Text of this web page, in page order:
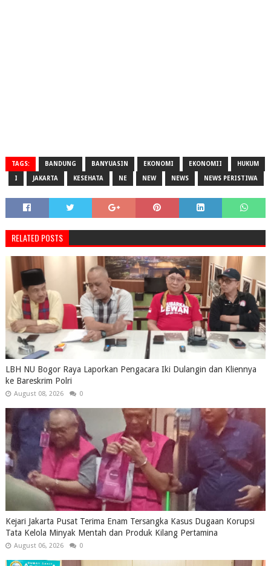
TAGS: BANDUNG BANYUASIN EKONOMI EKONOMII HUKUM
I JAKARTA KESEHATA NE NEW NEWS NEWS PERISTIWA
RELATED POSTS
LBH NU Bogor Raya Laporkan Pengacara Iki Dulangin dan Kliennya
ke Bareskrim Polri
August 08, 2026 0
Kejari Jakarta Pusat Terima Enam Tersangka Kasus Dugaan Korupsi
Tata Kelola Minyak Mentah dan Produk Kilang Pertamina
August 06, 2026 0